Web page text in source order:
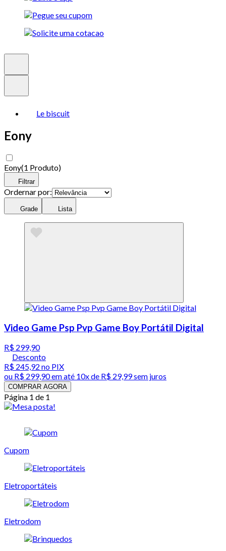
Le biscuit
Eony
Eony(1 Produto)
Filtrar
Ordernar por:
Grade Lista
Video Game Psp Pvp Game Boy Portátil Digital
R$ 299,90
Desconto
R$ 245,92 no PIX
ou R$ 299,90em até 10x de R$ 29,99 sem juros
COMPRAR AGORA
Página 1 de 1
Cupom
Eletroportáteis
Eletrodom